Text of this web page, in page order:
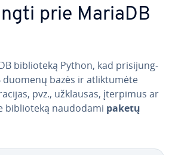
prie MariaDB
bi­b­lio­te­ką Python, kad pri­si­jung­
bazės ir at­lik­tu­mė­te
pvz., užklausas, įterpimus ar
bi­b­lio­te­ką naudodami paketų